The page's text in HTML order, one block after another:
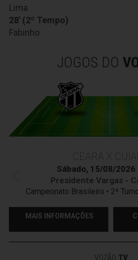
Lima
28' (2º Tempo)
Fabinho
JOGOS DO
CEARÁ X
Sábado, 15/08/2026
Presidente Vargas -
Campeonato Brasileiro • 2º
MAIS INFORMAÇÕES
VOZÃO TV